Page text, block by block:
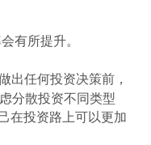
有所提升。
出任何投资决策前，
分散投资不同类型
在投资路上可以更加